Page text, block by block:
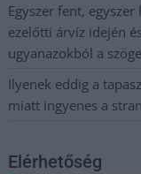
Egyszer fent,
ezelőtti árvíz idején
ugyanazokból a
Ilyenek eddig a
miatt ingyenes a
Elérhetőség